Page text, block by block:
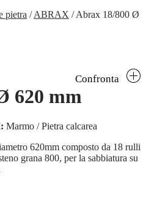
pietra /ABRAX /Abrax 18/800 Ø
620 mm
Confronta
Marmo / Pietra calcarea
620mm composto da 18 rulli
grana 800, per la sabbiatura su